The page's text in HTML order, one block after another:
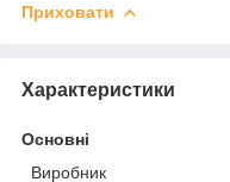
Приховати
Характеристики
Основні
Виробник